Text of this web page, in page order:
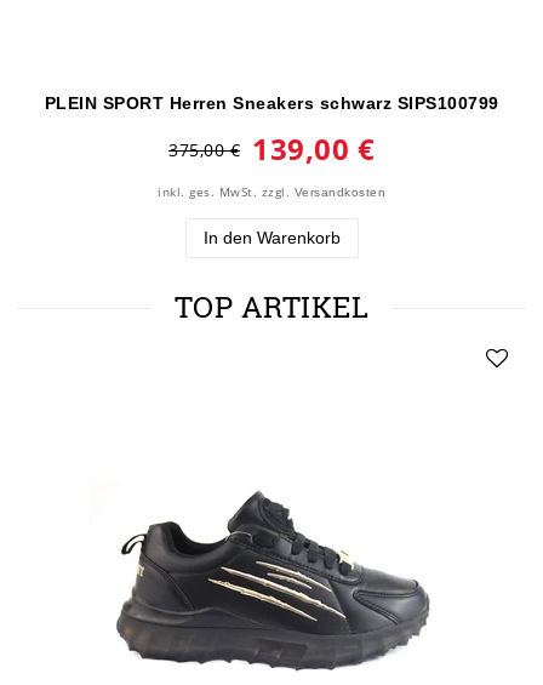
PLEIN SPORT Herren Sneakers schwarz SIPS100799
375,00 € 139,00 €
inkl. ges. MwSt. zzgl. Versandkosten
In den Warenkorb
TOP ARTIKEL